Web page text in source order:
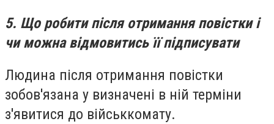
5. Що робити після отримання повістки і
чи можна відмовитись її підписувати
Людина після отримання повістки
зобов'язана у визначені в ній терміни
з'явитися до військкомату.